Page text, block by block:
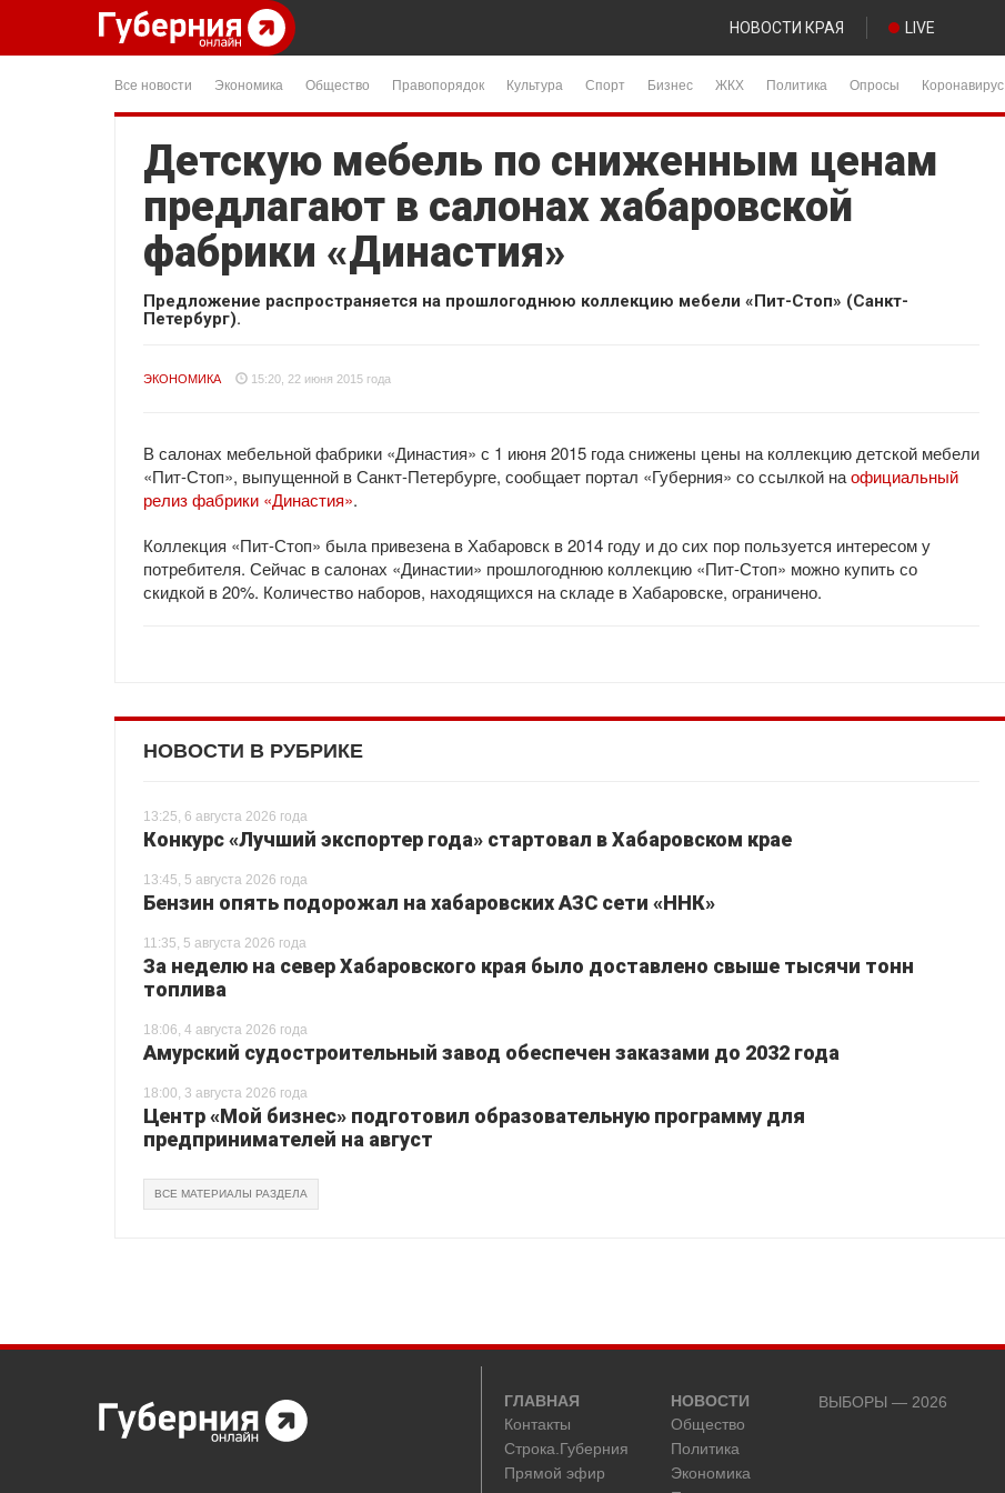
НОВОСТИ КРАЯ LIVE
Все новости Экономика Общество Правопорядок Культура Спорт Бизнес ЖКХ Политика Опросы Коронавирус
Детскую мебель по сниженным ценам
предлагают в салонах хабаровской
фабрики «Династия»
Предложение распространяется на прошлогоднюю коллекцию мебели «Пит-Стоп» (Санкт-
Петербург).
ЭКОНОМИКА 15:20, 22 июня 2015 года
В салонах мебельной фабрики «Династия» с 1 июня 2015 года снижены цены на коллекцию детской мебели
«Пит-Стоп», выпущенной в Санкт-Петербурге, сообщает портал «Губерния» со ссылкой наофициальный
релиз фабрики «Династия».
Коллекция «Пит-Стоп» была привезена в Хабаровск в 2014 году и до сих пор пользуется интересом у
потребителя. Сейчас в салонах «Династии» прошлогоднюю коллекцию «Пит-Стоп» можно купить со
скидкой в 20%. Количество наборов, находящихся на складе в Хабаровске, ограничено.
НОВОСТИ В РУБРИКЕ
13:25, 6 августа 2026 года
Конкурс «Лучший экспортер года» стартовал в Хабаровском крае
13:45, 5 августа 2026 года
Бензин опять подорожал на хабаровских АЗС сети «ННК»
11:35, 5 августа 2026 года
За неделю на север Хабаровского края было доставлено свыше тысячи тонн
топлива
18:06, 4 августа 2026 года
Амурский судостроительный завод обеспечен заказами до 2032 года
18:00, 3 августа 2026 года
Центр «Мой бизнес» подготовил образовательную программу для
предпринимателей на август
ВСЕ МАТЕРИАЛЫ РАЗДЕЛА
ГЛАВНАЯ
Контакты
Строка.Губерния
Прямой эфир
НОВОСТИ
Общество
Политика
Экономика
ВЫБОРЫ — 2026